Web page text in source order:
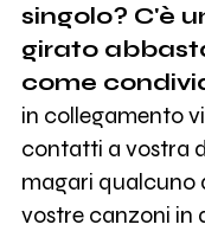
singolo? C'è
girato
come
in collegamento
contatti a vostra
magari qualcuno
vostre canzoni in